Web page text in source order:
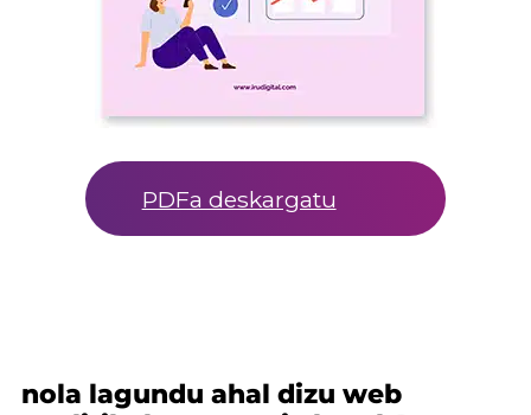
PDFa deskargatu
nola lagundu ahal dizu web